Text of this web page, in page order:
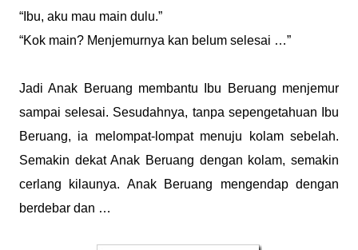
“Ibu, aku mau main dulu.”
“Kok main? Menjemurnya kan belum selesai …”
Jadi Anak Beruang membantu Ibu Beruang menjemur
sampai selesai. Sesudahnya, tanpa sepengetahuan Ibu
Beruang, ia melompat-lompat menuju kolam sebelah.
Semakin dekat Anak Beruang dengan kolam, semakin
cerlang kilaunya. Anak Beruang mengendap dengan
berdebar dan …